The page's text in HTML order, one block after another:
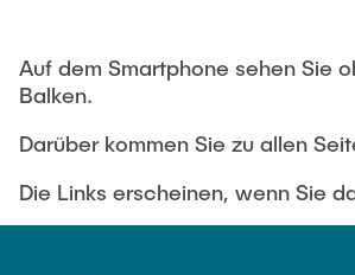
Auf dem Smartphone sehen Sie
Balken.
Darüber kommen Sie zu allen
Die Links erscheinen, wenn Sie